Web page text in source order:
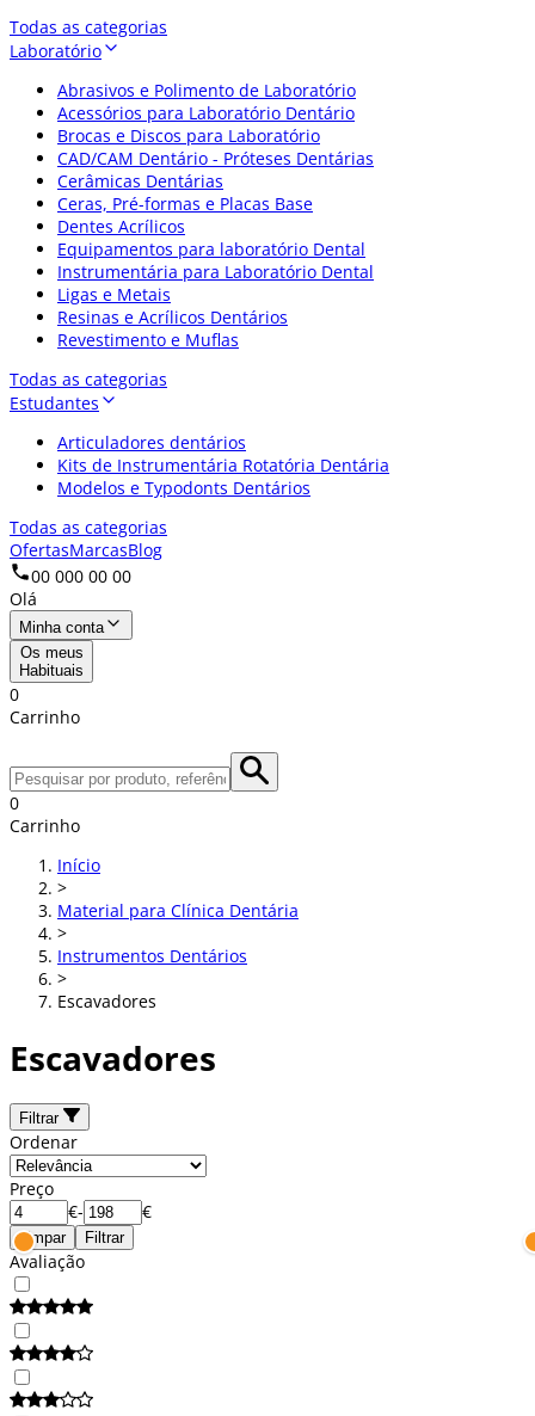
Todas as categorias
Laboratório
Abrasivos e Polimento de Laboratório
Acessórios para Laboratório Dentário
Brocas e Discos para Laboratório
CAD/CAM Dentário - Próteses Dentárias
Cerâmicas Dentárias
Ceras, Pré-formas e Placas Base
Dentes Acrílicos
Equipamentos para laboratório Dental
Instrumentária para Laboratório Dental
Ligas e Metais
Resinas e Acrílicos Dentários
Revestimento e Muflas
Todas as categorias
Estudantes
Articuladores dentários
Kits de Instrumentária Rotatória Dentária
Modelos e Typodonts Dentários
Todas as categorias
OfertasMarcasBlog
00 000 00 00
Olá
Minha conta
Os meus
Habituais
0
Carrinho
0
Carrinho
Início
>
Material para Clínica Dentária
>
Instrumentos Dentários
>
Escavadores
Escavadores
Filtrar
Ordenar
Preço
€- €
Limpar Filtrar
Avaliação